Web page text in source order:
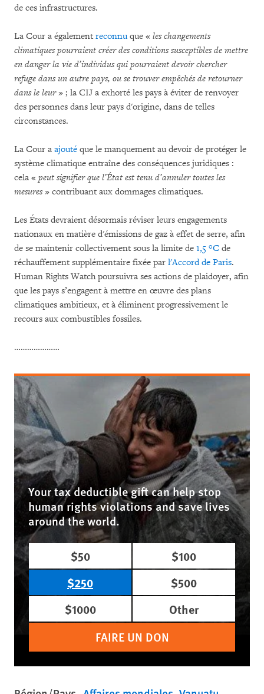
de ces infrastructures.
La Cour a également reconnuque « les changements
climatiques pourraient créer des conditions susceptibles de mettre
en danger la vie d’individus qui pourraient devoir chercher
refuge dans un autre pays, ou se trouver empêchés de retourner
dans le leur» ; la CIJ a exhorté les pays à éviter de renvoyer
des personnes dans leur pays d'origine, dans de telles
circonstances.
La Cour a ajouté que le manquement au devoir de protéger le
système climatique entraîne des conséquences juridiques :
cela « peut signifier que l’État est tenu d’annuler toutes les
mesures» contribuant aux dommages climatiques.
Les États devraient désormais réviser leurs engagements
nationaux en matière d'émissions de gaz à effet de serre, afin
de se maintenir collectivement sous la limite de 1,5 °C de
réchauffement supplémentaire fixée par l'Accord de Paris.
Human Rights Watch poursuivra ses actions de plaidoyer, afin
que les pays s’engagent à mettre en œuvre des plans
climatiques ambitieux, et à éliminent progressivement le
recours aux combustibles fossiles.
…………………
Your tax deductible gift can help stop
human rights violations and save lives
around the world.
$50
$100
$250
$500
$1000
Other
FAIRE UN DON